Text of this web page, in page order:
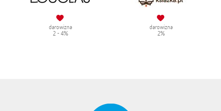
darowizna
2 - 4%
darowizna
2%